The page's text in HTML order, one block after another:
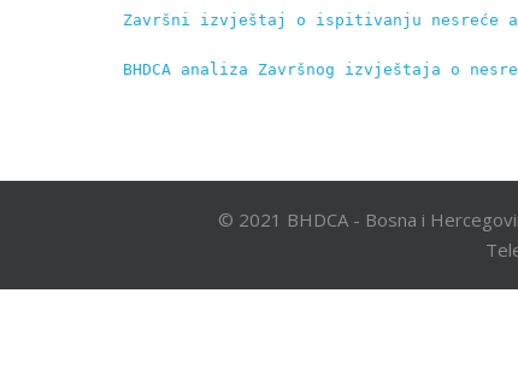
Završni izvještaj o ispitivanju nesreće
BHDCA analiza Završnog izvještaja o
© 2021 BHDCA - Bosna i